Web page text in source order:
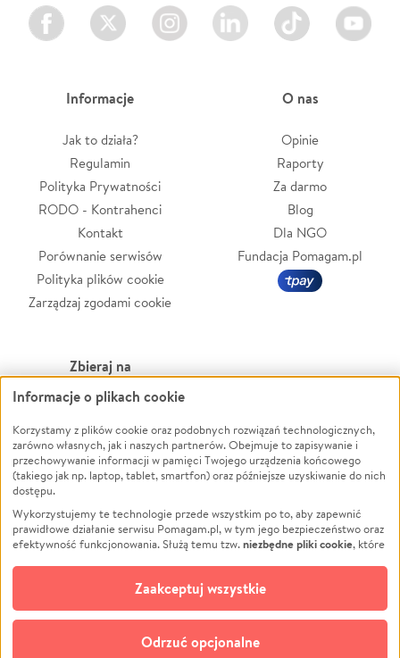
Facebook Twitter Instagram LinkedIn TikTok Youtube
Informacje
Jak to działa?
Regulamin
Polityka Prywatności
RODO - Kontrahenci
Kontakt
Porównanie serwisów
Polityka plików cookie
Zarządzaj zgodami cookie
O nas
Opinie
Raporty
Za darmo
Blog
Dla NGO
Fundacja Pomagam.pl
Zbieraj na
Leczenie
Zwierzęta
Pożar
Ukraina
Pomoc Finansowa
Projekty
Pogrzeb
Społeczność lokalna
Kultura
Powódź
Wichura
NGO
Edukacja
Podróż
Impreza
Ochrona środowiska
Biznes
Informacje o plikach cookie
Korzystamy z plików cookie oraz podobnych rozwiązań technologicznych,
zarówno własnych, jak i naszych partnerów. Obejmuje to zapisywanie i
przechowywanie informacji w pamięci Twojego urządzenia końcowego
(takiego jak np. laptop, tablet, smartfon) oraz późniejsze uzyskiwanie do nich
dostępu.
Wykorzystujemy te technologie przede wszystkim po to, aby zapewnić
prawidłowe działanie serwisu Pomagam.pl, w tym jego bezpieczeństwo oraz
efektywność funkcjonowania. Służą temu tzw.niezbędne pliki cookie, które
opcjonalnych plików cookie
technologii do celów analitycznych i retargetingowych. Możesz wyrazić
zgodę na ich stosowanie lub jej odmówić. W dowolnym momencie masz
możliwość zmiany swoich preferencji na stronie „Zarządzaj zgodami cookie”,
do której link znajdziesz w stopce serwisu Pomagam.pl. Opcjonalne pliki
Odrzuć opcjonalne
Zaakceptuj wszystkie